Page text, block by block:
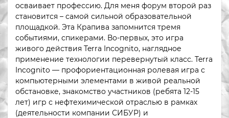
осваивает профессию. Для меня форум второй раз
становится – самой сильной образовательной
площадкой. Эта Крапива запомнится тремя
событиями, спикерами. Во-первых, это игра
живого действия Terra Incognito, наглядное
применение технологии перевернутый класс. Terra
Incognito — профориентационная ролевая игра с
компьютерными элементами в живой реальной
обстановке, знакомство участников (ребята 12-15
лет) игр с нефтехимической отраслью в рамках
(деятельности компании СИБУР) и